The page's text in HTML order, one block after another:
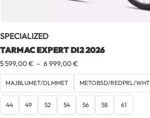
SPECIALIZED
TARMAC EXPERT DI2 2026
5 599,00€ – 6 999,00€
de
prix :
5
599,00 €
à
MAJBLUMET/DLMMET METOBSD/REDPRL/WHT
44 49 52 54 56 58 61